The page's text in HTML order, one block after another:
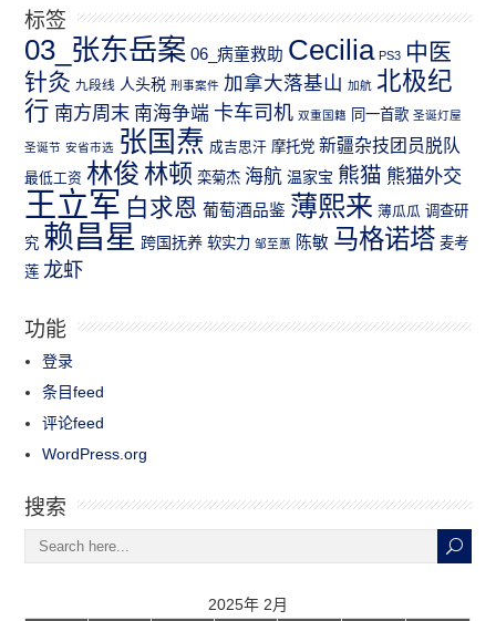
标签
03_张东岳案 06_病童救助 Cecilia PS3 中医
针灸 九段线 人头税 刑事案件 加拿大落基山 加航 北极纪
行 南方周末 南海争端 卡车司机 双重国籍 同一首歌 圣诞灯屋
圣诞节 安省市选 张国焘 成吉思汗 摩托党 新疆杂技团员脱队
最低工资 林俊 林顿 栾菊杰 海航 温家宝 熊猫 熊猫外交
王立军 白求恩 葡萄酒品鉴 薄熙来 薄瓜瓜 调查研
究 赖昌星 跨国抚养 软实力 邹至蕙 陈敏 马格诺塔 麦考
莲 龙虾
功能
登录
条目feed
评论feed
WordPress.org
搜索
2025年 2月